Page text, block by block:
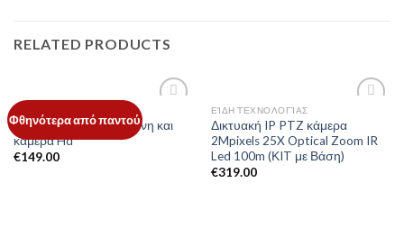
RELATED PRODUCTS
Φθηνότερα από παντού
Wishlist
ΕΊΔΗ ΤΕΧΝΟΛΟΓΊΑΣ
Θυροτηλέφωνο με οθόνη και
κάμερα Hd
€149.00
Wishlist
ΕΊΔΗ ΤΕΧΝΟΛΟΓΊΑΣ
Δικτυακή IP PTZ κάμερα
2Mpixels 25X Optical Zoom IR
Led 100m (ΚIT με Βάση)
€319.00